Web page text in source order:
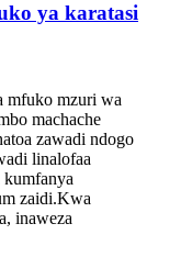
ya karatasi
mfuko mzuri wa
machache
zawadi ndogo
linalofaa
zaidi.Kwa
inaweza